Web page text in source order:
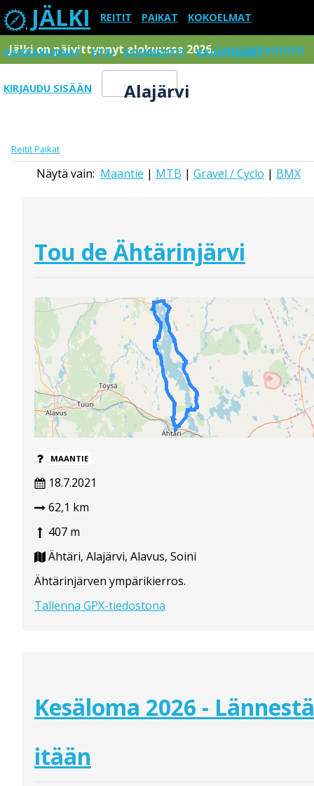
JÄLKI REITIT PAIKAT KOKOELMAT
PAIKKAKUNNAT ETSI KOMMENTIT RAJOITUKSET
KIRJAUDU SISÄÄN Menu
Jälki on päivittynnyt elokuussa 2026.Lue tarkemmin
Alajärvi
ReititPaikat
Näytä vain: Maantie | MTB | Gravel / Cyclo | BMX
Tou de Ähtärinjärvi
MAANTIE
18.7.2021
62,1 km
407 m
Ähtäri, Alajärvi, Alavus, Soini
Ähtärinjärven ympärikierros.
Tallenna GPX-tiedostona
Kesäloma 2026 - Lännestä
itään